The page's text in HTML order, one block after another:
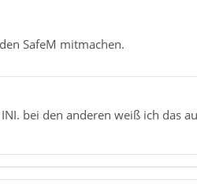
SafeM mitmachen.
bei den anderen weiß ich das